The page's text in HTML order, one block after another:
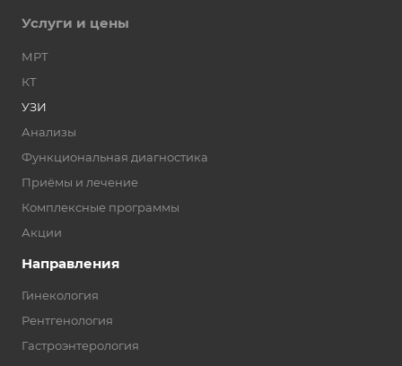
Услуги и цены
МРТ
КТ
УЗИ
Анализы
Функциональная диагностика
Приёмы и лечение
Комплексные программы
Акции
Направления
Гинекология
Рентгенология
Гастроэнтерология